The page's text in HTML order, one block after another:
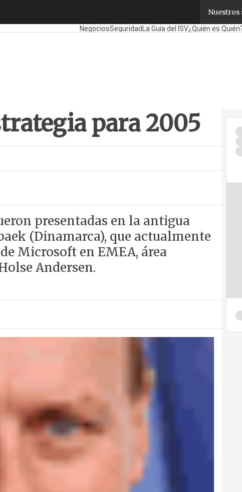
Nuestros
CorporateRetail
NegociosSeguridad La Guía del ISV¿Quién es
para 2005
presentadas en la antigua
(Dinamarca), que actualmente
Microsoft en EMEA, área
Andersen.